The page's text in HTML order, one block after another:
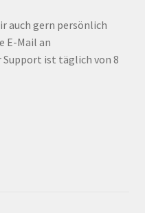
auch gern persönlich
E-Mail an
Support ist täglich von 8